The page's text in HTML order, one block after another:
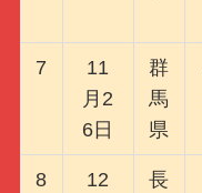
7
11
月2
6日
群
馬
県
8
12
長